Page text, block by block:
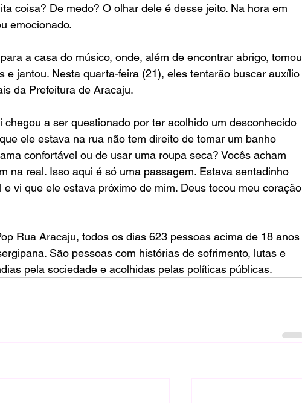
coisa? De medo? O olhar dele é desse jeito. Na hora em
emocionado.
a casa do músico, onde, além de encontrar abrigo, tomou
e jantou. Nesta quarta-feira (21), eles tentarão buscar auxílio
da Prefeitura de Aracaju.
a ser questionado por ter acolhido um desconhecido
ele estava na rua não tem direito de tomar um banho
confortável ou de usar uma roupa seca? Vocês acham
na real. Isso aqui é só uma passagem. Estava sentadinho
vi que ele estava próximo de mim. Deus tocou meu coração
Rua Aracaju, todos os dias 623 pessoas acima de 18 anos
São pessoas com histórias de sofrimento, lutas e
pela sociedade e acolhidas pelas políticas públicas.